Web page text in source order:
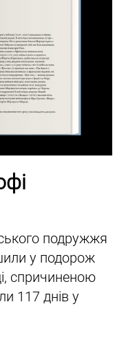
подружжя
у подорож
спричиненою
117 днів у